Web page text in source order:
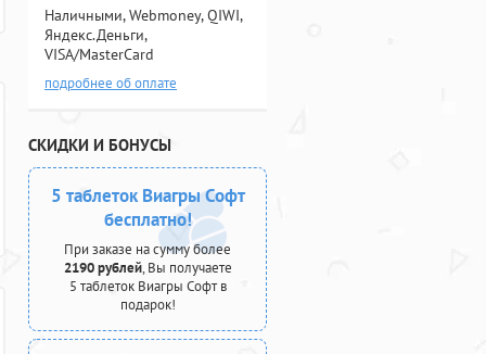
Наличными, Webmoney, QIWI,
Яндекс.Деньги,
VISA/MasterCard
подробнее об оплате
СКИДКИ И БОНУСЫ
5 таблеток Виагры Софт
бесплатно!
При заказе на сумму более
2190 рублей, Вы получаете
5 таблеток Виагры Софт в
подарок!